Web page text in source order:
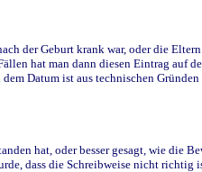
der Geburt krank war, oder die
hat man dann diesen Eintrag auf
Datum ist aus technischen
hat, oder besser gesagt, wie die
dass die Schreibweise nicht richtig